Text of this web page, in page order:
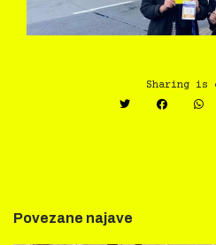
Sharing is
Povezane najave